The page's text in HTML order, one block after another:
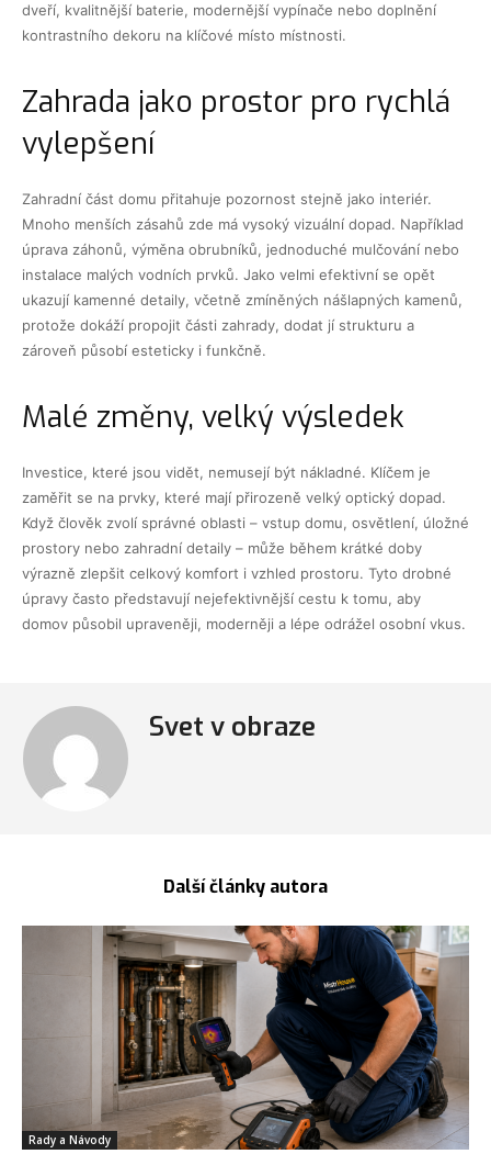
dveří, kvalitnější baterie, modernější vypínače nebo doplnění
kontrastního dekoru na klíčové místo místnosti.
Zahrada jako prostor pro rychlá
vylepšení
Zahradní část domu přitahuje pozornost stejně jako interiér.
Mnoho menších zásahů zde má vysoký vizuální dopad. Například
úprava záhonů, výměna obrubníků, jednoduché mulčování nebo
instalace malých vodních prvků. Jako velmi efektivní se opět
ukazují kamenné detaily, včetně zmíněných nášlapných kamenů,
protože dokáží propojit části zahrady, dodat jí strukturu a
zároveň působí esteticky i funkčně.
Malé změny, velký výsledek
Investice, které jsou vidět, nemusejí být nákladné. Klíčem je
zaměřit se na prvky, které mají přirozeně velký optický dopad.
Když člověk zvolí správné oblasti – vstup domu, osvětlení, úložné
prostory nebo zahradní detaily – může během krátké doby
výrazně zlepšit celkový komfort i vzhled prostoru. Tyto drobné
úpravy často představují nejefektivnější cestu k tomu, aby
domov působil upraveněji, moderněji a lépe odrážel osobní vkus.
Svet v obraze
Další články autora
Rady a Návody